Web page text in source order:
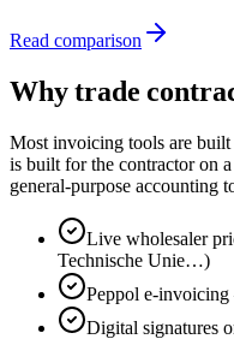
Read comparison
Why trade
Most invoicing tools are
is built for the contractor on
general-purpose accounting
Live wholesaler
Technische Unie…)
Peppol e-
Digital signatures